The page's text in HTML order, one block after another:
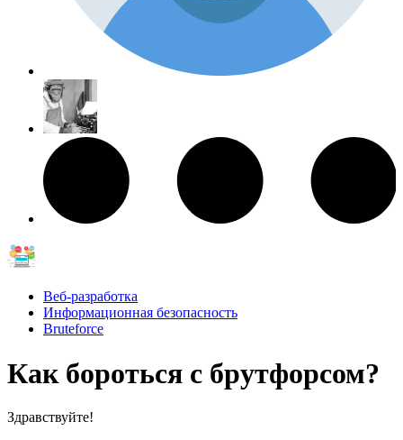
Веб-разработка
Информационная безопасность
Bruteforce
Как бороться с брутфорсом?
Здравствуйте!